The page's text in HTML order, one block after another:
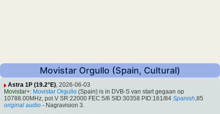
Movistar Orgullo (Spain, Cultural)
Astra 1P (19.2°E), 2026-06-03
Movistar+: Movistar Orgullo (Spain) is in DVB-S van start gegaan op
10788.00MHz, pol.V SR:22000 FEC:5/6 SID:30358 PID:161/84 Spanish,85
original audio - Nagravision 3.